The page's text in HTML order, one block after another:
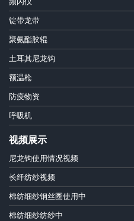
锭带龙带
聚氨酯胶辊
土耳其尼龙钩
额温枪
防疫物资
呼吸机
视频展示
尼龙钩使用情况视频
长纤纺纱视频
棉纺细纱钢丝圈使用中
棉纺细纱纺纱中